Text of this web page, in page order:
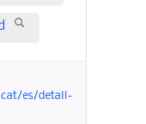
es/detall-